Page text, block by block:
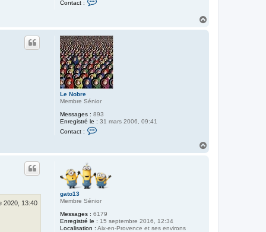
Contact :
c
t
e
r
k
i
k
a
f
Le Nobre
Membre Sénior
Messages : 893
Enregistré le : 31 mars 2006, 09:41
Contact :
e
r
e
o
b
r
gato13
Membre Sénior
Messages : 6179
Enregistré le : 15 septembre 2016, 12:34
Localisation : Aix-en-Provence et ses environs
2020, 13:40